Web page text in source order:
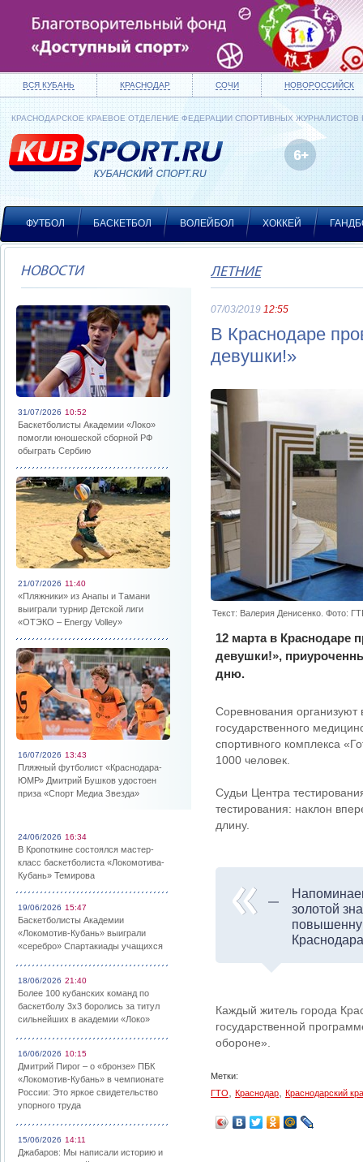
ВСЯ КУБАНЬ КРАСНОДАР СОЧИ НОВОРОССИЙСК
КРАСНОДАРСКОЕ КРАЕВОЕ ОТДЕЛЕНИЕ ФЕДЕРАЦИИ СПОРТИВНЫХ ЖУРНАЛИСТОВ
ФУТБОЛ БАСКЕТБОЛ ВОЛЕЙБОЛ ХОККЕЙ
НОВОСТИ
31/07/2026 10:52
Баскетболисты Академии «Локо»
помогли юношеской сборной РФ
обыграть Сербию
21/07/2026 11:40
«Пляжники» из Анапы и Тамани
выиграли турнир Детской лиги
«ОТЭКО – Energy Volley»
16/07/2026 13:43
Пляжный футболист «Краснодара-
ЮМР» Дмитрий Бушков удостоен
приза «Спорт Медиа Звезда»
24/06/2026 16:34
В Кропоткине состоялся мастер-
класс баскетболиста «Локомотива-
Кубань» Темирова
19/06/2026 15:47
Баскетболисты Академии
«Локомотив-Кубань» выиграли
«серебро» Спартакиады учащихся
18/06/2026 21:40
Более 100 кубанских команд по
баскетболу 3х3 боролись за титул
сильнейших в академии «Локо»
16/06/2026 10:15
Дмитрий Пирог – о «бронзе» ПБК
«Локомотив-Кубань» в чемпионате
России: Это яркое свидетельство
упорного труда
15/06/2026 14:11
Джабаров: Мы написали историю и
ЛЕТНИЕ
07/03/2019 12:55
В Краснодаре
девушки!»
Текст: Валерия Денисенко. Фото:
12 марта в Краснодаре
девушки!»,
дню.
Соревнования
государственного
спортивного комплекса
1000 человек.
Судьи Центра
тестирования: наклон
длину.
золотой
Каждый житель города
государственной
обороне».
Метки:
ГТО
Краснодар Краснодарский